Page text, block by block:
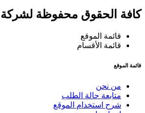
كافة الحقوق محفوظة لشركة
قائمة الموقع
قائمة الأقسام
قائمة الموقع
من نحن
متابعة حالة الطلب
شرح استخدام الموقع